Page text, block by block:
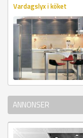
Vardagslyx i köket
ANNONSER